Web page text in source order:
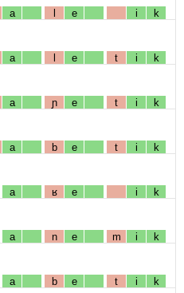
a l e i k
a l e t i k
a ɲ e t i k
a b e t i k
a ʁ e i k
a n e m i k
a b e t i k